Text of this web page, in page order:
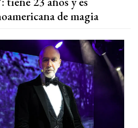
de magia